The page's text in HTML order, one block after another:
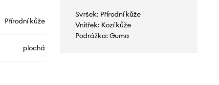
Přírodní kůže
plochá
Svršek: Přírodní kůže
Vnitřek: Kozí kůže
Podrážka: Guma